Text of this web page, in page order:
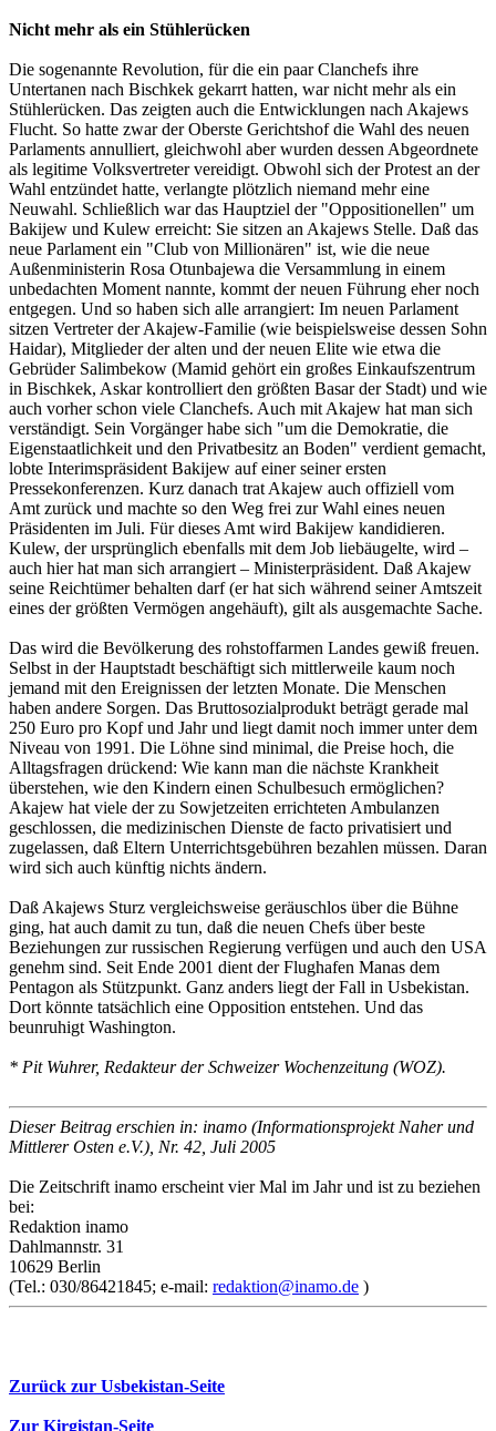
Nicht mehr als ein Stühlerücken
Die sogenannte Revolution, für die ein paar Clanchefs ihre
Untertanen nach Bischkek gekarrt hatten, war nicht mehr als ein
Stühlerücken. Das zeigten auch die Entwicklungen nach Akajews
Flucht. So hatte zwar der Oberste Gerichtshof die Wahl des neuen
Parlaments annulliert, gleichwohl aber wurden dessen Abgeordnete
als legitime Volksvertreter vereidigt. Obwohl sich der Protest an der
Wahl entzündet hatte, verlangte plötzlich niemand mehr eine
Neuwahl. Schließlich war das Hauptziel der "Oppositionellen" um
Bakijew und Kulew erreicht: Sie sitzen an Akajews Stelle. Daß das
neue Parlament ein "Club von Millionären" ist, wie die neue
Außenministerin Rosa Otunbajewa die Versammlung in einem
unbedachten Moment nannte, kommt der neuen Führung eher noch
entgegen. Und so haben sich alle arrangiert: Im neuen Parlament
sitzen Vertreter der Akajew-Familie (wie beispielsweise dessen Sohn
Haidar), Mitglieder der alten und der neuen Elite wie etwa die
Gebrüder Salimbekow (Mamid gehört ein großes Einkaufszentrum
in Bischkek, Askar kontrolliert den größten Basar der Stadt) und wie
auch vorher schon viele Clanchefs. Auch mit Akajew hat man sich
verständigt. Sein Vorgänger habe sich "um die Demokratie, die
Eigenstaatlichkeit und den Privatbesitz an Boden" verdient gemacht,
lobte Interimspräsident Bakijew auf einer seiner ersten
Pressekonferenzen. Kurz danach trat Akajew auch offiziell vom
Amt zurück und machte so den Weg frei zur Wahl eines neuen
Präsidenten im Juli. Für dieses Amt wird Bakijew kandidieren.
Kulew, der ursprünglich ebenfalls mit dem Job liebäugelte, wird –
auch hier hat man sich arrangiert – Ministerpräsident. Daß Akajew
seine Reichtümer behalten darf (er hat sich während seiner Amtszeit
eines der größten Vermögen angehäuft), gilt als ausgemachte Sache.
Das wird die Bevölkerung des rohstoffarmen Landes gewiß freuen.
Selbst in der Hauptstadt beschäftigt sich mittlerweile kaum noch
jemand mit den Ereignissen der letzten Monate. Die Menschen
haben andere Sorgen. Das Bruttosozialprodukt beträgt gerade mal
250 Euro pro Kopf und Jahr und liegt damit noch immer unter dem
Niveau von 1991. Die Löhne sind minimal, die Preise hoch, die
Alltagsfragen drückend: Wie kann man die nächste Krankheit
überstehen, wie den Kindern einen Schulbesuch ermöglichen?
Akajew hat viele der zu Sowjetzeiten errichteten Ambulanzen
geschlossen, die medizinischen Dienste de facto privatisiert und
zugelassen, daß Eltern Unterrichtsgebühren bezahlen müssen. Daran
wird sich auch künftig nichts ändern.
Daß Akajews Sturz vergleichsweise geräuschlos über die Bühne
ging, hat auch damit zu tun, daß die neuen Chefs über beste
Beziehungen zur russischen Regierung verfügen und auch den USA
genehm sind. Seit Ende 2001 dient der Flughafen Manas dem
Pentagon als Stützpunkt. Ganz anders liegt der Fall in Usbekistan.
Dort könnte tatsächlich eine Opposition entstehen. Und das
beunruhigt Washington.
* Pit Wuhrer, Redakteur der Schweizer Wochenzeitung (WOZ).
Dieser Beitrag erschien in: inamo (Informationsprojekt Naher und
Mittlerer Osten e.V.), Nr. 42, Juli 2005
Die Zeitschrift inamo erscheint vier Mal im Jahr und ist zu beziehen
bei:
Redaktion inamo
Dahlmannstr. 31
10629 Berlin
(Tel.: 030/86421845; e-mail: redaktion@inamo.de )
Zurück zur Usbekistan-Seite
Zur Kirgistan-Seite